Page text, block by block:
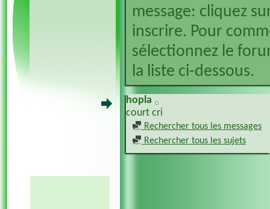
message: cliquez
inscrire. Pour
sélectionnez le
la liste ci-dessous.
hopla
court cri
Rechercher tous les messages
Rechercher tous les sujets